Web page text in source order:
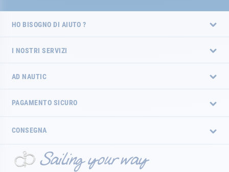
HO BISOGNO DI AIUTO ?
I NOSTRI SERVIZI
AD NAUTIC
PAGAMENTO SICURO
CONSEGNA